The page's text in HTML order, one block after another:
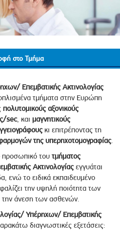
στο Τμήμα
Επεμβατικής Ακτινολογίας
τμήματα στην Ευρώπη
πολυτομικούς αξονικούς
sec, και μαγνητικούς
κι επιτρέποντας τη
της υπερηχοτομογραφίας.
προσωπικό του τμήματος
Ακτινολογίαςεγγυάται
ενώ το ειδικά εκπαιδευμένο
την υψηλή ποιότητα των
την άνεση των ασθενών.
Υπέρηχων/ Επεμβατικής
διαγνωστικές εξετάσεις: